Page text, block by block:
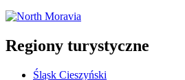
Regiony turystyczne
Śląsk Cieszyński